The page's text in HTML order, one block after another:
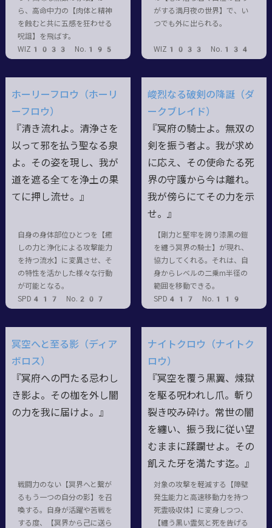
ら、高命中力の【肉体と精神
を蝕むと共に五感を狂わせる
呪詛】を飛ばす。
WIZ1033 No.195
がする満月夜の世界】で、い
つでも外に出られる。
WIZ1033 No.134
ホーリーフロウ（ホーリ
ーフロウ）
『清き流れよ。清浄さを
以って邪を払う聖なる泉
よ。その姿を現し、我が
道を遮る全てを浄土の果
てに押し流せ。』
自身の身体部位ひとつを【癒
しの力と浄化による攻撃能力
を持つ流水】に変異させ、そ
の特性を活かした様々な行動
が可能となる。
SPD417 No.207
峻烈なる破剣の降誕（ダ
ークブレイド）
『冥府の騎士よ。無双の
剣を振う者よ。我が求め
に応え、その使命たる死
界の守護から今は離れ。
我が傍らにてその力を示
せ。』
【剛力と堅牢を誇り漆黒の鎧
を纏う冥界の騎士】が現れ、
協力してくれる。それは、自
身からレベルの二乗m半径の
範囲を移動できる。
SPD417 No.119
冥空へと至る影（ディア
ボロス）
『冥府への門たる忌わし
き影よ。その枷を外し闇
の力を我に届けよ。』
戦闘力のない【冥界へと繋が
るもう一つの自分の影】を召
喚する。自身が活躍や苦戦を
する度、【冥界から己に送ら
ナイトクロウ（ナイトク
ロウ）
『冥空を覆う黒翼、煉獄
を駆る呪われし爪。斬り
裂き咬み砕け。常世の闇
を纏い、振う我に従い望
むままに蹂躙せよ。その
飢えた牙を満たす迄。』
対象の攻撃を軽減する【障壁
発生能力と高速移動力を持つ
死霊吸収体】に変身しつつ、
【纏う黒い霊気と死を告げる